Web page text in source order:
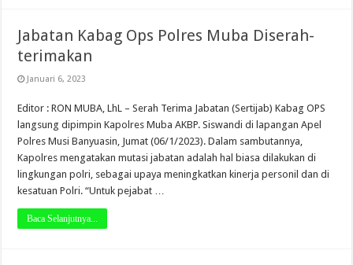
Jabatan Kabag Ops Polres Muba Diserah-
terimakan
Januari 6, 2023
Editor : RON MUBA, LhL – Serah Terima Jabatan (Sertijab) Kabag OPS
langsung dipimpin Kapolres Muba AKBP. Siswandi di lapangan Apel
Polres Musi Banyuasin, Jumat (06/1/2023). Dalam sambutannya,
Kapolres mengatakan mutasi jabatan adalah hal biasa dilakukan di
lingkungan polri, sebagai upaya meningkatkan kinerja personil dan di
kesatuan Polri. “Untuk pejabat …
Baca Selanjutnya...